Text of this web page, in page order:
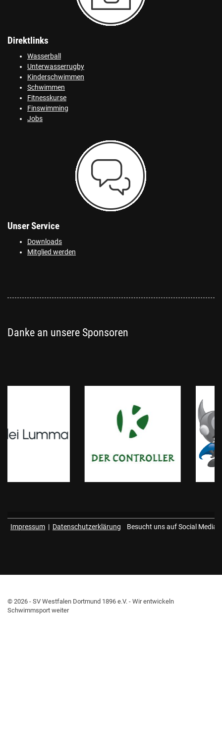
Direktlinks
Wasserball
Unterwasserrugby
Kinderschwimmen
Schwimmen
Fitnesskurse
Finswimming
Jobs
Unser Service
Downloads
Mitglied werden
Danke an unsere Sponsoren
Impressum | Datenschutzerklärung Besucht uns auf Social Media
© 2026 - SV Westfalen Dortmund 1896 e.V. - Wir entwickeln
Schwimmsport weiter